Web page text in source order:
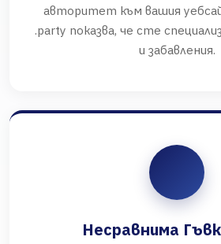
авторитет към вашия
.party показва, че сте
и забавления.
Несравнима